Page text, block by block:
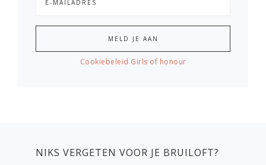
Cookiebeleid Girls of honour
NIKS VERGETEN VOOR JE BRUILOFT?